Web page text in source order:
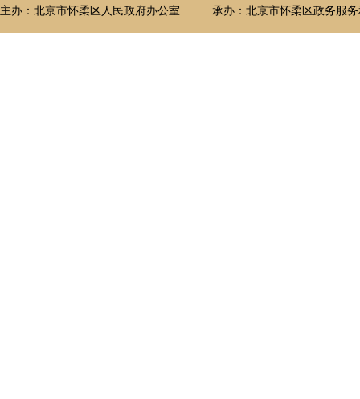
主办：北京市怀柔区人民政府办公室 承办：北京市怀柔区政务服